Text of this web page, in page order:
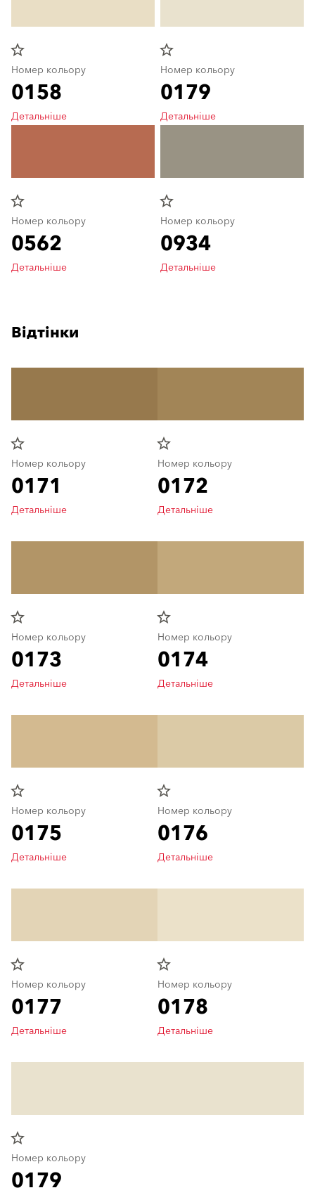
star_border
Номер кольору
0158
Детальніше
star_border
Номер кольору
0562
Детальніше
star_border
Номер кольору
0179
Детальніше
star_border
Номер кольору
0934
Детальніше
Відтінки
star_border
Номер кольору
0171
Детальніше
star_border
Номер кольору
0172
Детальніше
star_border
Номер кольору
0173
Детальніше
star_border
Номер кольору
0174
Детальніше
star_border
Номер кольору
0175
Детальніше
star_border
Номер кольору
0176
Детальніше
star_border
Номер кольору
0177
Детальніше
star_border
Номер кольору
0178
Детальніше
star_border
Номер кольору
0179